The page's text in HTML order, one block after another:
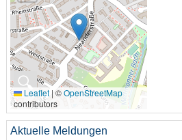
🔍
Leaflet | ©OpenStreetMap
contributors
Aktuelle Meldungen